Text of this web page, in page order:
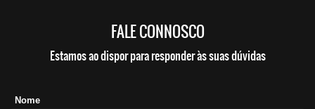
FALE CONNOSCO
Estamos ao dispor para responder às suas dúvidas
Nome